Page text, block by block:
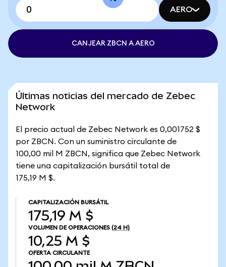
AERO
CANJEAR ZBCN A AERO
Últimas noticias del mercado de Zebec
Network
El precio actual de Zebec Network es 0,001752 $
por ZBCN. Con un suministro circulante de
100,00 mil M ZBCN, significa que Zebec Network
tiene una capitalización bursátil total de
175,19 M $.
CAPITALIZACIÓN BURSÁTIL
175,19 M $
VOLUMEN DE OPERACIONES (24 H)
10,25 M $
OFERTA CIRCULANTE